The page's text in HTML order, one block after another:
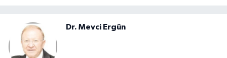
Dr. Mevci Ergün